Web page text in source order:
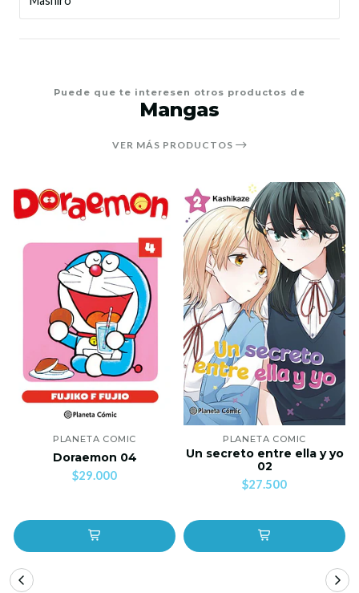
Puede que te interesen otros productos de
Mangas
VER MÁS PRODUCTOS
PLANETA COMIC
Doraemon 04
$29.000
PLANETA COMIC
Un secreto entre ella y yo
02
$27.500